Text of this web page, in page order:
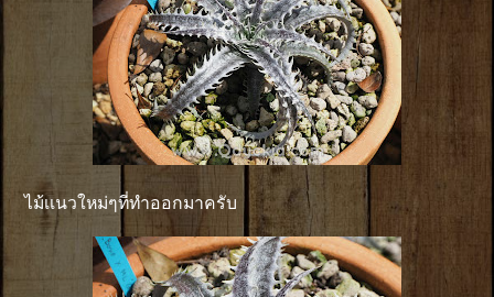
ไม้เเนวใหม่ๆที่ทำออกมาครับ